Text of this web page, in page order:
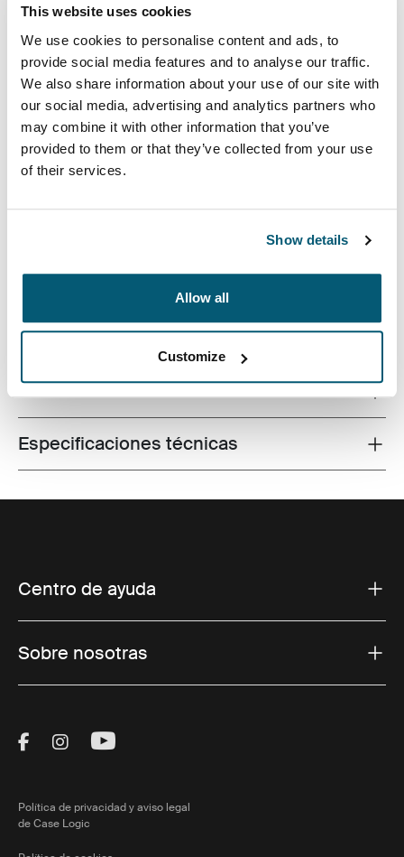
This website uses cookies
We use cookies to personalise content and ads, to
provide social media features and to analyse our traffic.
We also share information about your use of our site with
our social media, advertising and analytics partners who
may combine it with other information that you’ve
provided to them or that they’ve collected from your use
of their services.
Show details
Allow all
Customize
mochila mediana para cámaras/drones
Color
Case Logic Bryker Camera/Drone Medium Backpack Negro
proteger una variedad de DSLR y el equipo del dron.
Toggle features
Todas las características
Toggle techspec
Especificaciones técnicas
Centro de ayuda
Sobre nosotras
Visit Thule on Facebook (external link)
Visit Thule on Instagram (external link)
Visit Thule on Youtube (external
Política de privacidad y aviso legal
de Case Logic